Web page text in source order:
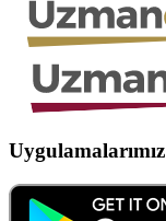
Uygulamalarımız